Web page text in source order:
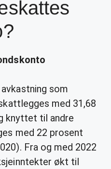
som
med 31,68
knyttet til andre
med 22 prosent
Fra og med 2022
økt til